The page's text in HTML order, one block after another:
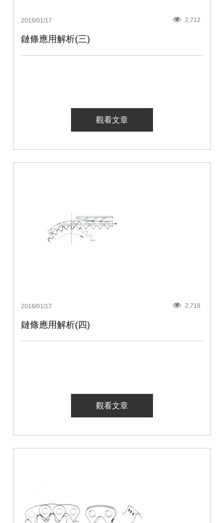
2018/01/17 2,712
鏈條應用解析(三)
觀看文章
2018/01/17 2,718
鏈條應用解析(四)
觀看文章